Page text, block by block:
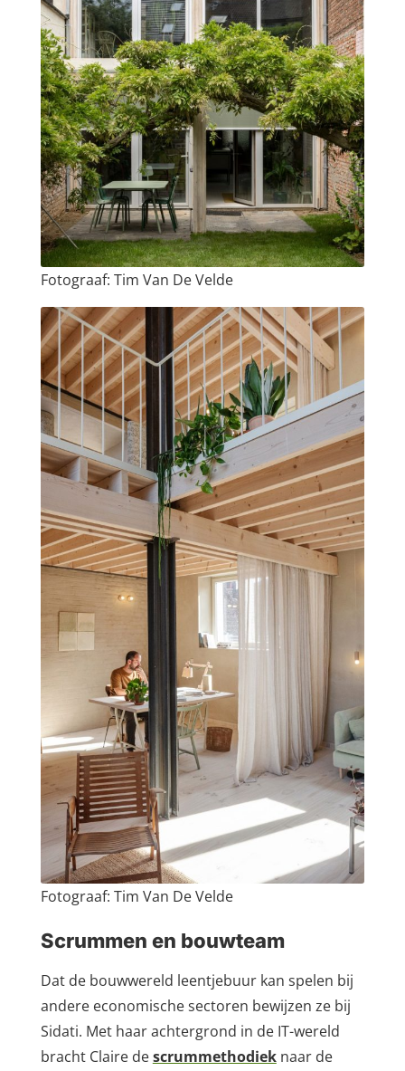
Fotograaf: Tim Van De Velde
Fotograaf: Tim Van De Velde
Scrummen en bouwteam
Dat de bouwwereld leentjebuur kan spelen bij
andere economische sectoren bewijzen ze bij
Sidati. Met haar achtergrond in de IT-wereld
bracht Claire descrummethodiek naar de